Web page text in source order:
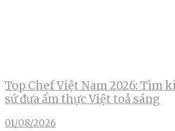
Top Chef Việt Nam 2026: Tìm
sứ đưa ẩm thực Việt toả sáng
01/08/2026